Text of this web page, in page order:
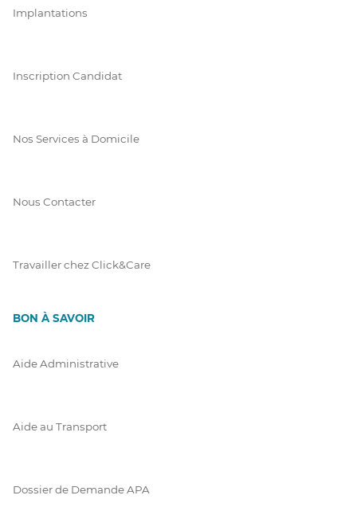
Implantations
Inscription Candidat
Nos Services à Domicile
Nous Contacter
Travailler chez Click&Care
BON À SAVOIR
Aide Administrative
Aide au Transport
Dossier de Demande APA